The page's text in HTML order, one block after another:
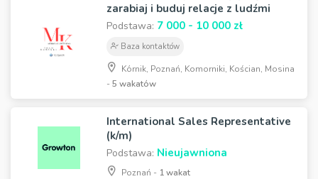
zarabiaj i buduj relacje z ludźmi
Podstawa: 7 000 - 10 000 zł
Baza kontaktów
Kórnik, Poznań, Komorniki, Kościan, Mosina
-5 wakatów
International Sales Representative
(k/m)
Podstawa: Nieujawniona
Poznań - 1 wakat